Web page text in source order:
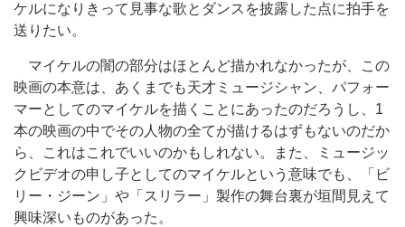
ケルになりきって見事な歌とダンスを披露した点に拍手を
送りたい。
マイケルの闇の部分はほとんど描かれなかったが、この
映画の本意は、あくまでも天才ミュージシャン、パフォー
マーとしてのマイケルを描くことにあったのだろうし、1
本の映画の中でその人物の全てが描けるはずもないのだか
ら、これはこれでいいのかもしれない。また、ミュージッ
クビデオの申し子としてのマイケルという意味でも、「ビ
リー・ジーン」や「スリラー」製作の舞台裏が垣間見えて
興味深いものがあった。